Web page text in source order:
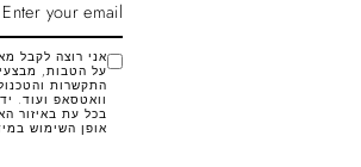
YOUR
EMAIL
על הטבות,
התקשרות
וואטסאפ ועוד.
בכל עת באיזור
אופן השימוש